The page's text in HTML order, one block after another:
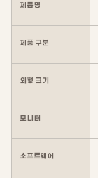
제품명
제품 구분
외형 크기
모니터
소프트웨어